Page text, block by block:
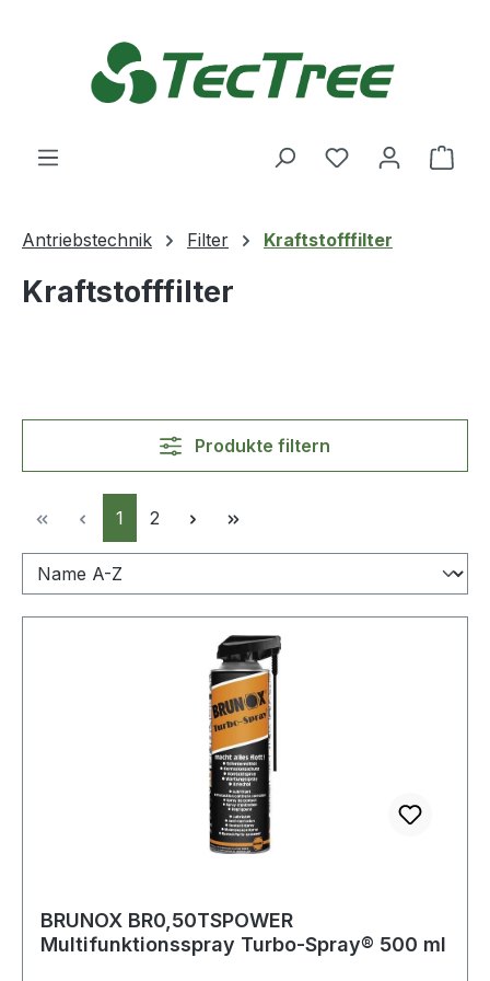
Du hast 0
Antriebstechnik Filter Kraftstofffilter
Kraftstofffilter
Produkte filtern
Seite
1 Seite
2
BRUNOX BR0,50TSPOWER
Multifunktionsspray Turbo-Spray® 500 ml